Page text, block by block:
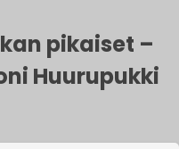
pikaiset –
Huurupukki